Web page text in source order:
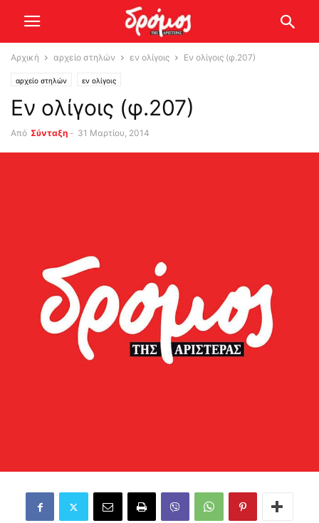
Αρχική αρχείο στηλών εν ολίγοις Εν ολίγοις (φ.207)
αρχείο στηλών εν ολίγοις
Εν ολίγοις (φ.207)
Από Σύνταξη - 31 Μαρτίου, 2014